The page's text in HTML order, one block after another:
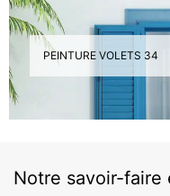
PEINTURE VOLETS 34
Notre savoir-